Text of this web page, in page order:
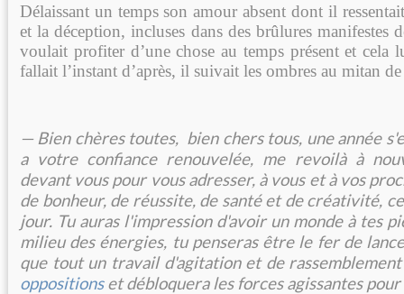
Délaissant un temps son amour absent dont il
et la déception, incluses dans des brûlures manifestes
voulait profiter d’une chose au temps présent et
fallait l’instant d’après, il suivait les ombres au mitan
— Bien chères toutes, bien chers tous, une année
a votre confiance renouvelée, me revoilà à
devant vous pour vous adresser, à vous et à vos
de bonheur, de réussite, de santé et de créativité,
jour. Tu auras l'impression d'avoir un monde à tes
milieu des énergies, tu penseras être le fer de
que tout un travail d'agitation et de
oppositionset débloquera les forces agissantes